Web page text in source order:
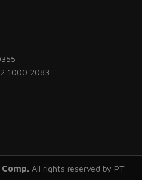
1000 2083
Comp. All rights reserved by PT